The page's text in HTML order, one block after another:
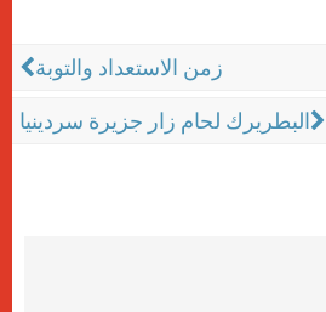
زمن الاستعداد والتوبة
البطريرك لحام زار جزيرة سردينيا